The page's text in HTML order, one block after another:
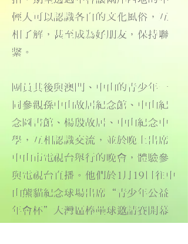
輕人可以認識各自的文化風俗，互
相了解，甚至成為好朋友，保持聯
繫。
團員其後與澳門、中山的青少年一
同參觀孫中山故居紀念館、中山紀
念圖書館、楊殷故居、中山紀念中
學，互相認識交流，並於晚上出席
中山市電視台舉行的晚會，體驗參
與電視台直播。他們於1月19日往中
山熊貓紀念球場出席“青少年公益
年會杯”大灣區棒壘球邀請賽開幕